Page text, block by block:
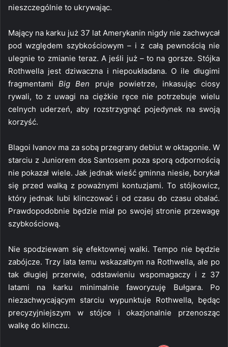
nieszczególnie to ukrywając.
Mający na karku już 37 lat Amerykanin nigdy nie zachwycał
pod względem szybkościowym – i z całą pewnością nie
ulegnie to zmianie teraz. A jeśli już – to na gorsze. Stójka
Rothwella jest dziwaczna i niepoukładana. O ile długimi
fragmentamiBig Ben pruje powietrze, inkasując ciosy
rywali, to z uwagi na ciężkie ręce nie potrzebuje wielu
celnych uderzeń, aby rozstrzygnąć pojedynek na swoją
korzyść.
Blagoi Ivanov ma za sobą przegrany debiut w oktagonie. W
starciu z Juniorem dos Santosem poza sporą odpornością
nie pokazał wiele. Jak jednak wieść gminna niesie, borykał
się przed walką z poważnymi kontuzjami. To stójkowicz,
który jednak lubi klinczować i od czasu do czasu obalać.
Prawdopodobnie będzie miał po swojej stronie przewagę
szybkościową.
Nie spodziewam się efektownej walki. Tempo nie będzie
zabójcze. Trzy lata temu wskazałbym na Rothwella, ale po
tak długiej przerwie, odstawieniu wspomagaczy i z 37
latami na karku minimalnie faworyzuję Bułgara. Po
niezachwycającym starciu wypunktuje Rothwella, będąc
precyzyjniejszym w stójce i okazjonalnie przenosząc
walkę do klinczu.